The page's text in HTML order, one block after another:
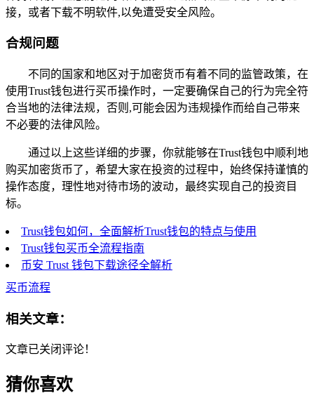
接，或者下载不明软件,以免遭受安全风险。
合规问题
不同的国家和地区对于加密货币有着不同的监管政策，在
使用Trust钱包进行买币操作时，一定要确保自己的行为完全符
合当地的法律法规，否则,可能会因为违规操作而给自己带来
不必要的法律风险。
通过以上这些详细的步骤，你就能够在Trust钱包中顺利地
购买加密货币了，希望大家在投资的过程中，始终保持谨慎的
操作态度，理性地对待市场的波动，最终实现自己的投资目
标。
Trust钱包如何，全面解析Trust钱包的特点与使用
Trust钱包买币全流程指南
币安 Trust 钱包下载途径全解析
买币流程
相关文章：
文章已关闭评论！
猜你喜欢